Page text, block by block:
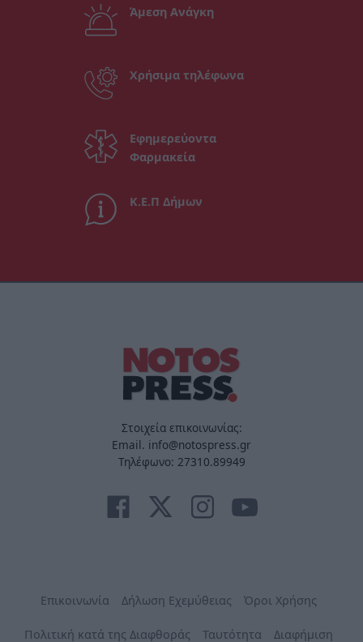
Άμεση Ανάγκη
Χρήσιμα τηλέφωνα
Εφημερεύοντα
Φαρμακεία
Κ.Ε.Π Δήμων
Στοιχεία επικοινωνίας:
Email. info@notospress.gr
Τηλέφωνο: 27310.89949
Επικοινωνία Δήλωση Εχεμύθειας Όροι Χρήσης
Πολιτική κατά της Διαφθοράς Ταυτότητα Διαφήμιση